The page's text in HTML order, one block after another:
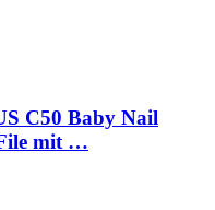
C50 Baby Nail
mit …